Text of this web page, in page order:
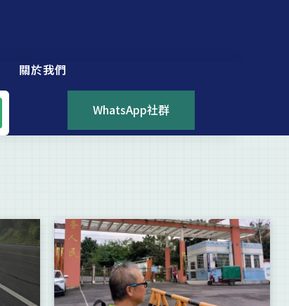
關於我們
WhatsApp社群